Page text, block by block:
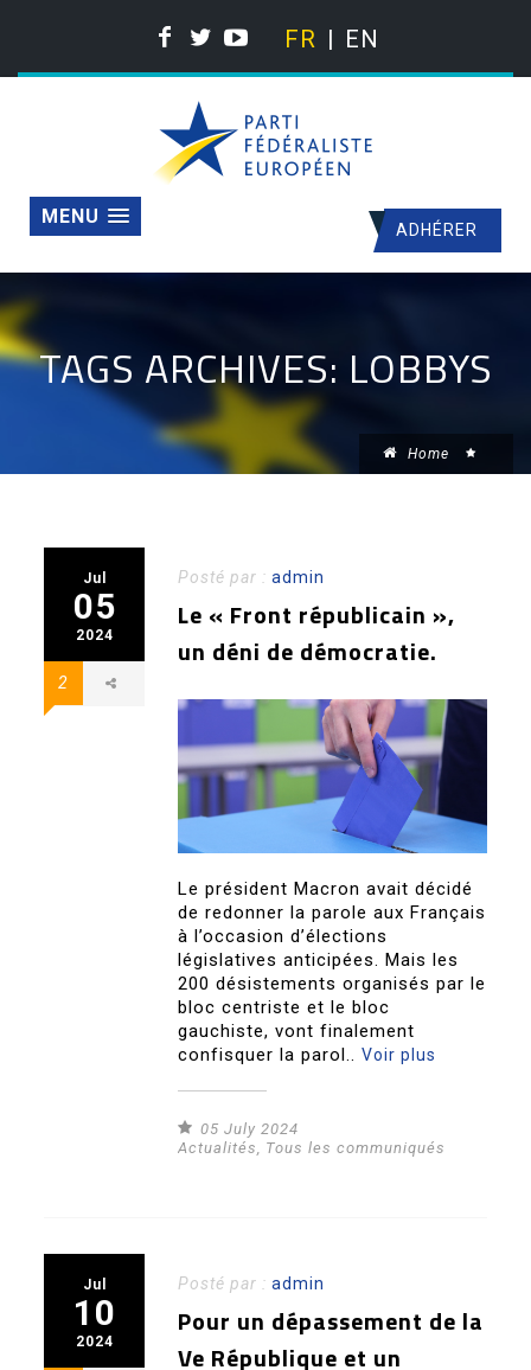
FR EN
ADHÉRER
MENU
TAGS ARCHIVES: LOBBYS
Home
Jul
05
2024
2
Posté par :admin
Le « Front républicain »,
un déni de démocratie.
Le président Macron avait décidé
de redonner la parole aux Français
à l’occasion d’élections
législatives anticipées. Mais les
200 désistements organisés par le
bloc centriste et le bloc
gauchiste, vont finalement
confisquer la parol..Voir plus
05 July 2024
Actualités, Tous les communiqués
Jul
10
2024
Posté par :admin
Pour un dépassement de la
Ve République et un